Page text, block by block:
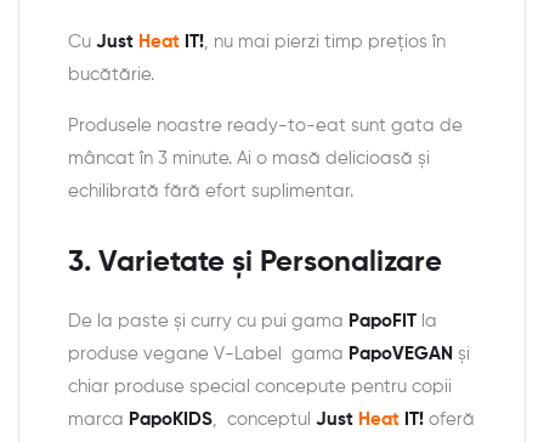
Cu Just Heat IT!, nu mai pierzi timp prețios în
bucătărie.
Produsele noastre ready-to-eat sunt gata de
mâncat în 3 minute. Ai o masă delicioasă și
echilibrată fără efort suplimentar.
3. Varietate și Personalizare
De la paste și curry cu pui gama PapoFIT la
produse vegane V-Label gama PapoVEGAN și
chiar produse special concepute pentru copii
marca PapoKIDS, conceptul Just Heat IT! oferă